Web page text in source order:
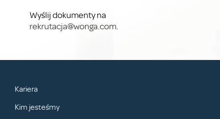
Wyślij dokumenty na
rekrutacja@wonga.com
Kariera
Kim jesteśmy